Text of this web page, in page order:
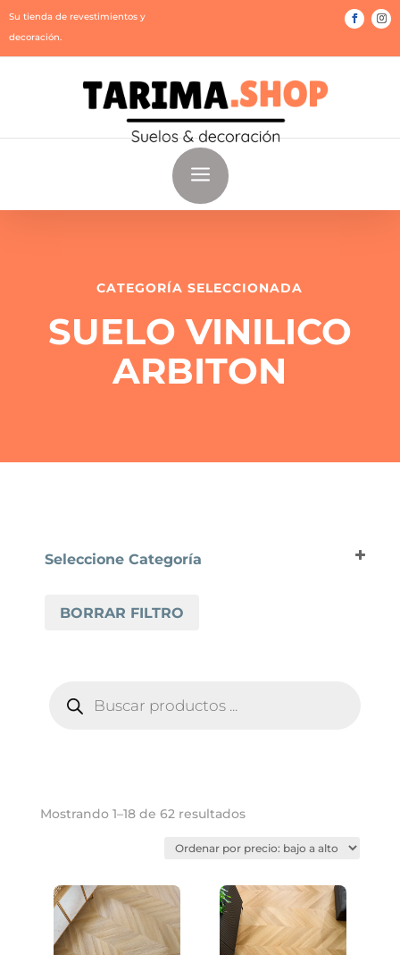
Su tienda de revestimientos y
decoración.
a
CATEGORÍA SELECCIONADA
SUELO VINILICO
ARBITON
Seleccione Categoría
SUELO VINILICO ARBITON
BORRAR FILTRO
PRODUCTOS
Mostrando 1–18 de 62 resultadosOrdenado
precio:
alto